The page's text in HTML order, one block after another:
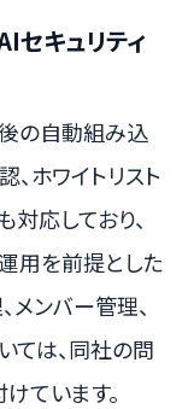
セキュリティ
後の自動組み込
ホワイトリスト
応しており、
用を前提とした
メンバー管理、
ては、同社の問
ています。